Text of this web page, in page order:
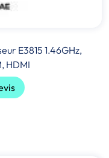
E3815 1.46GHz,
HDMI